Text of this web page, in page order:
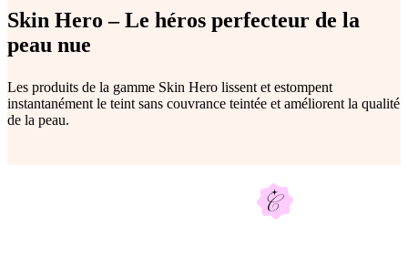
Skin Hero – Le héros perfecteur de la
peau nue
Les produits de la gamme Skin Hero lissent et estompent
instantanément le teint sans couvrance teintée et améliorent la qualité
de la peau.